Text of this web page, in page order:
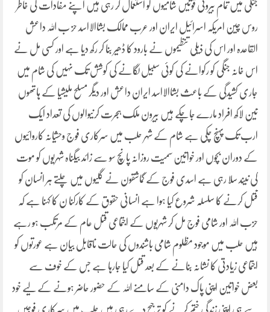
جنگی میں تمام بیرونی قوتیں شامیوں کو استعمال کر رہی ہیں اپنے مفادات کی خاطر
روس چین امریکہ اسرائیل ایران اور عرب ممالک بشاالااسد حز ب اللہ داعش
القاعدہ اور اس کی ذیلی تنظیموں نے بارود کا ڈھیر بنا کر رکھ دیا ہے اور کسی مل نے
اس خانہ جنگی کو رکوانے کی کوئی سبیل لگانے کی کوشش تک نہیں کی شام میں
جاری کشیدگی کے باعث بشاالااسد ایران داعش اور دیگر مسلح ملیشیا کے ہاتھوں
تین لاکھ افراد مارے جاچکے ہیں بیرون ملک ہجرت کرنیوالوں کی تعداد ایک
ارب تک پہنچ چکی ہے شام کے شہر حلب میں سرکاری فوج وحشیانہ کاروائیوں
کے دوران بچوں اور خواتین سمیت روزانہ پانچ سو سے زائد بیگناہ شہریوں کو موت
کی نیند سلا رہی ہے اسدی فوج کے گماشقون نے گلیوں میں چلتے ہر انسان کو
قتل کرنے کا سلسلہ شروع کیا ہوا ہے انسانی حقوق کے کارکنا ن کا کہنا ہے کہ
حزب اللہ اور شامی فوج مل کر شہریوں کے اجتماعی قتل عام کے مرتکب ہو رہے
ہیں حلب میں موجود مظلوم شامی باشندوں کی حالت ناقابل بیان ہے عورتوں کو
اجتماعی زیادتی کا نشانہ بنانے کے بعد قتل کیا جارہا ہے جس کے خوف سے
بعض خواتین اپنی پاک دامنی کے سامنے اللہ کے حضور حاضر ہونے کے لیے خود
سے ہی اپنی زندگی ختم کرنے کو ترجیح دے رہی ہیں حلب میں سرکاری فوجیں